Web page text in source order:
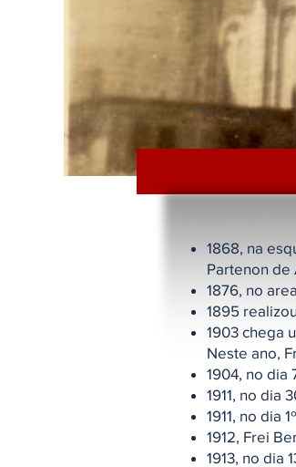
1868, na
Partenon de
1876, no
1895
1903 chega
Neste ano,
1904, no dia
1911, no dia
1911, no dia
1912, Frei
1913, no dia